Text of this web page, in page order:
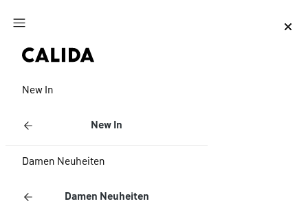
Zum Hauptinhalt springen
New In
New In
Damen Neuheiten
Damen Neuheiten